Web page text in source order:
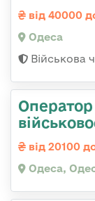
від 40000
Одеса
Військова
від 20100
Одеса,